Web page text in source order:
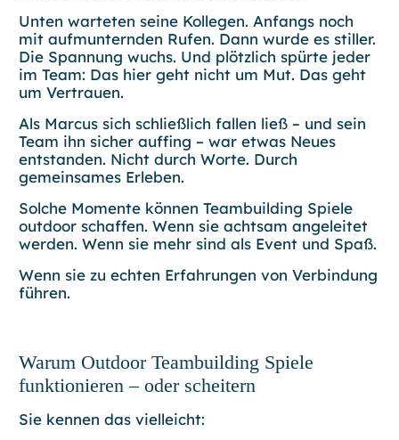
Unten warteten seine Kollegen. Anfangs noch
mit aufmunternden Rufen. Dann wurde es stiller.
Die Spannung wuchs. Und plötzlich spürte jeder
im Team: Das hier geht nicht um Mut. Das geht
um Vertrauen.
Als Marcus sich schließlich fallen ließ – und sein
Team ihn sicher auffing – war etwas Neues
entstanden. Nicht durch Worte. Durch
gemeinsames Erleben.
Solche Momente können Teambuilding Spiele
outdoor schaffen. Wenn sie achtsam angeleitet
werden. Wenn sie mehr sind als Event und Spaß.
Wenn sie zu echten Erfahrungen von Verbindung
führen.
Warum Outdoor Teambuilding Spiele
funktionieren – oder scheitern
Sie kennen das vielleicht: